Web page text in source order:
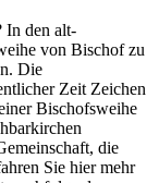
In den alt-
von Bischof zu
Die
Zeit Zeichen
Bischofsweihe
die
Sie hier mehr